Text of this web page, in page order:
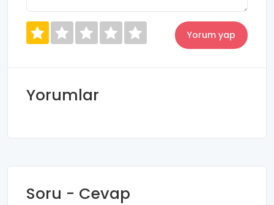
Yorumlar
Soru - Cevap